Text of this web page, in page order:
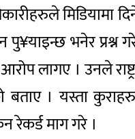
भनेर प्रश्न
लागए । उनले
। यस्ता कुराहरु
रेकर्ड माग गरे ।